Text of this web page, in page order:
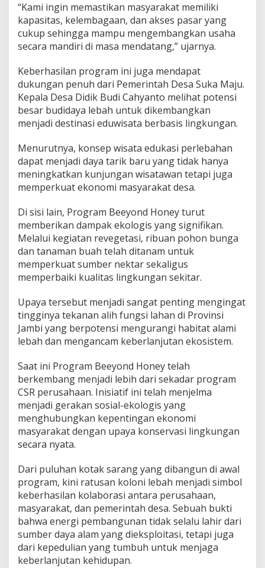
“Kami ingin memastikan masyarakat memiliki
kapasitas, kelembagaan, dan akses pasar yang
cukup sehingga mampu mengembangkan usaha
secara mandiri di masa mendatang,” ujarnya.
Keberhasilan program ini juga mendapat
dukungan penuh dari Pemerintah Desa Suka Maju.
Kepala Desa Didik Budi Cahyanto melihat potensi
besar budidaya lebah untuk dikembangkan
menjadi destinasi eduwisata berbasis lingkungan.
Menurutnya, konsep wisata edukasi perlebahan
dapat menjadi daya tarik baru yang tidak hanya
meningkatkan kunjungan wisatawan tetapi juga
memperkuat ekonomi masyarakat desa.
Di sisi lain, Program Beeyond Honey turut
memberikan dampak ekologis yang signifikan.
Melalui kegiatan revegetasi, ribuan pohon bunga
dan tanaman buah telah ditanam untuk
memperkuat sumber nektar sekaligus
memperbaiki kualitas lingkungan sekitar.
Upaya tersebut menjadi sangat penting mengingat
tingginya tekanan alih fungsi lahan di Provinsi
Jambi yang berpotensi mengurangi habitat alami
lebah dan mengancam keberlanjutan ekosistem.
Saat ini Program Beeyond Honey telah
berkembang menjadi lebih dari sekadar program
CSR perusahaan. Inisiatif ini telah menjelma
menjadi gerakan sosial-ekologis yang
menghubungkan kepentingan ekonomi
masyarakat dengan upaya konservasi lingkungan
secara nyata.
Dari puluhan kotak sarang yang dibangun di awal
program, kini ratusan koloni lebah menjadi simbol
keberhasilan kolaborasi antara perusahaan,
masyarakat, dan pemerintah desa. Sebuah bukti
bahwa energi pembangunan tidak selalu lahir dari
sumber daya alam yang dieksploitasi, tetapi juga
dari kepedulian yang tumbuh untuk menjaga
keberlanjutan kehidupan.